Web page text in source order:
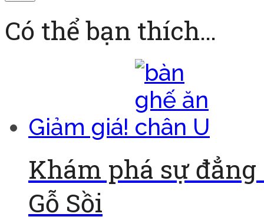
Có thể bạn thích…
Giảm giá!
Khám phá sự
Gỗ Sồi